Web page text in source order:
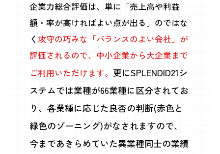
企業力総合評価は、単に「売上高や利益
額・率が高ければよい点が出る」のではな
く 攻守の巧みな「バランスのよい会社」が
評価されるので、中小企業から大企業まで
ご利用いただけます。 更にSPLENDID21シ
ステムでは業種が66業種に区分されてお
り、各業種に応じた良否の判断(赤色と
緑色のゾーニング)がなされますので、
今まであきらめていた異業種同士の業績